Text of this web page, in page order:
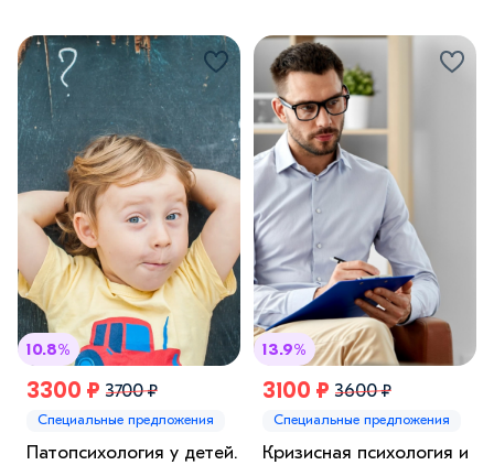
10.8%
3300 ₽ 3700 ₽
Специальные предложения
Патопсихология у детей.
13.9%
3100 ₽ 3600 ₽
Специальные предложения
Кризисная психология и